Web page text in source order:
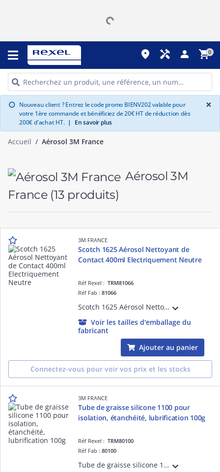
place handyman person shopping_cart0
info Nouveau client ? Entrez le code promo BIENV202 valable pour
votre 1ère commande et bénéficiez de 20€ HT de réduction dès
200€ d'achat HT. | En savoir plus
×
Accueil Aérosol 3M France
Aérosol 3M
France (13 produits)
3M FRANCE
Scotch 1625 Aérosol Nettoyant de
Contact 400ml Electriquement Neutre
Réf Rexel :TRM81066
Réf Fab :81066
Scotch 1625 Aérosol Nettoyant de Contact 400ml Electriquement Neutre
Voir les tailles d'emballage du
fabricant
Ajouter au panier
Connectez-vous pour voir vos prix et les stocks
3M FRANCE
Tube de graisse silicone 1100 pour
isolation, étanchéité, lubrification 100g
Réf Rexel :TRM80100
Réf Fab :80100
Tube de graisse silicone 1100 pour isolation, étanchéité, lubrification 100g